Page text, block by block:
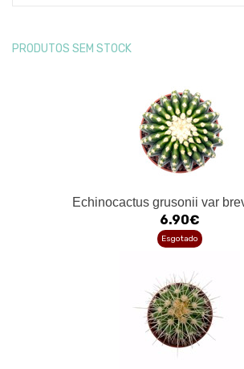
PRODUTOS SEM STOCK
Echinocactus grusonii var
6.90€
Esgotado